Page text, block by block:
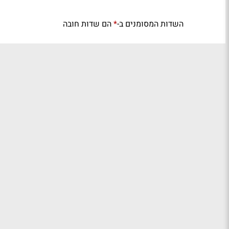
השדות המסומנים ב-*הם שדות חובה